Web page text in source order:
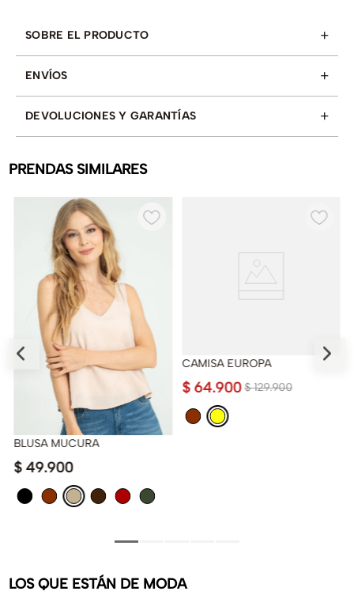
SOBRE EL PRODUCTO +
ENVÍOS +
DEVOLUCIONES Y GARANTÍAS +
PRENDAS SIMILARES
BLUSA MUCURA
$ 49.900
CAMISA EUROPA
$ 129.900
$ 64.900
LOS QUE ESTÁN DE MODA